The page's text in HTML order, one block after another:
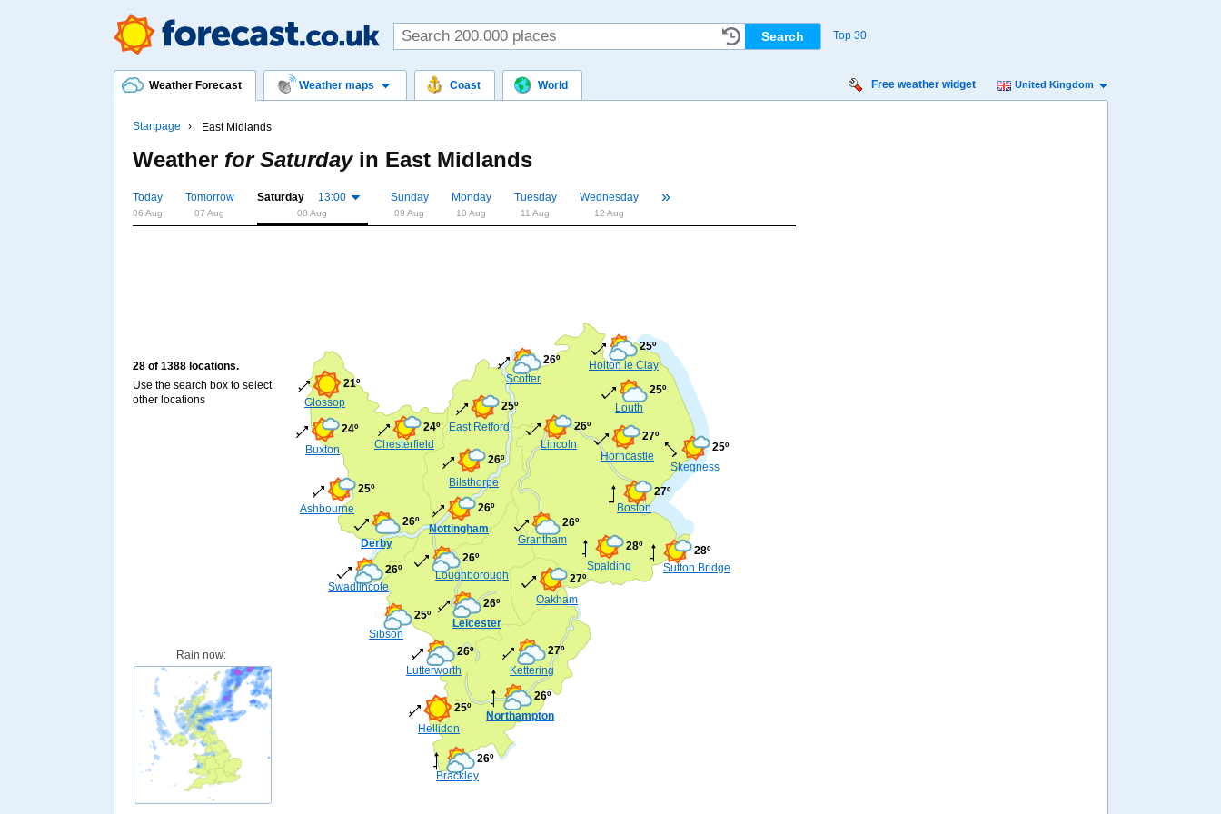
Top 30
Weather Forecast Weather maps Coast World Free weather widget United Kingdom
Startpage East Midlands
Weather for Saturdayin East Midlands
Today
06 Aug
Tomorrow
07 Aug
Saturday 13:00
08 Aug
Sunday
09 Aug
Monday
10 Aug
Tuesday
11 Aug
Wednesday
12 Aug
»
28 of 1388 locations.
Use the search box to select
other locations
Leicester
26º
Nottingham
26º
Derby
26º
Northampton
26º
Lincoln
26º
Chesterfield
24º
Loughborough
26º
Kettering
27º
Swadlincote
26º
Boston
27º
Grantham
26º
Glossop
21º
Spalding
28º
East Retford
25º
Buxton
24º
Skegness
25º
Louth
25º
Brackley
26º
Oakham
27º
Lutterworth
26º
Horncastle
27º
Ashbourne
25º
Holton le Clay
25º
Bilsthorpe
26º
Sutton Bridge
28º
Scotter
26º
Sibson
25º
Hellidon
25º
Rain now: